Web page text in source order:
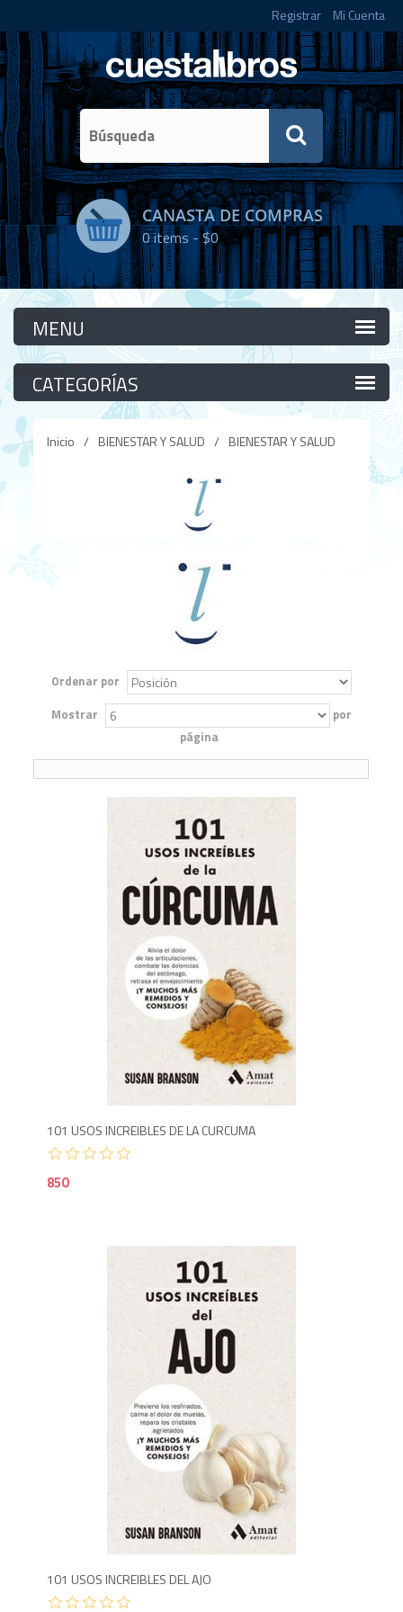
Registrar Mi Cuenta
CANASTA DE COMPRAS
0items -$0
Categorías
Categorías
Inicio / BIENESTAR Y SALUD / BIENESTAR Y SALUD
Ordenar por
Mostrar
por
página
101 USOS INCREIBLES DE LA CURCUMA
850
101 USOS INCREIBLES DEL AJO